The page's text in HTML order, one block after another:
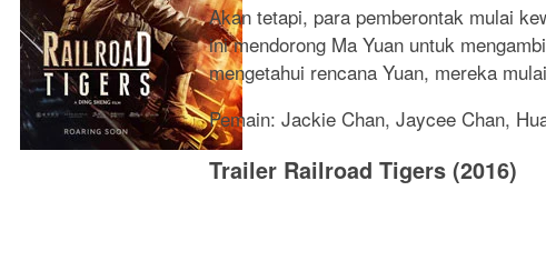
Akan tetapi, para pemberontak mulai
ini mendorong Ma Yuan untuk
mengetahui rencana Yuan, mereka
Pemain: Jackie Chan, Jaycee Chan,
Trailer Railroad Tigers (2016)